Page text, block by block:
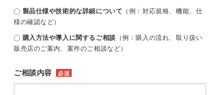
製品仕様や技術的な詳細について （例：対応規格、機能、仕
様の確認など）
購入方法や導入に関するご相談 （例：購入の流れ、取り扱い
販売店のご案内、案件のご相談など）
ご相談内容 必須